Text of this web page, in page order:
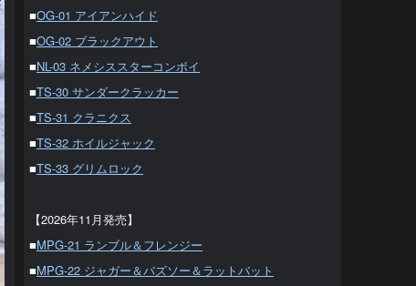
■OG-01 アイアンハイド
■OG-02 ブラックアウト
■NL-03 ネメシススターコンボイ
■TS-30 サンダークラッカー
■TS-31 クラニクス
■TS-32 ホイルジャック
■TS-33 グリムロック
【2026年11月発売】
■MPG-21 ランブル＆フレンジー
■MPG-22 ジャガー＆バズソー＆ラットバット